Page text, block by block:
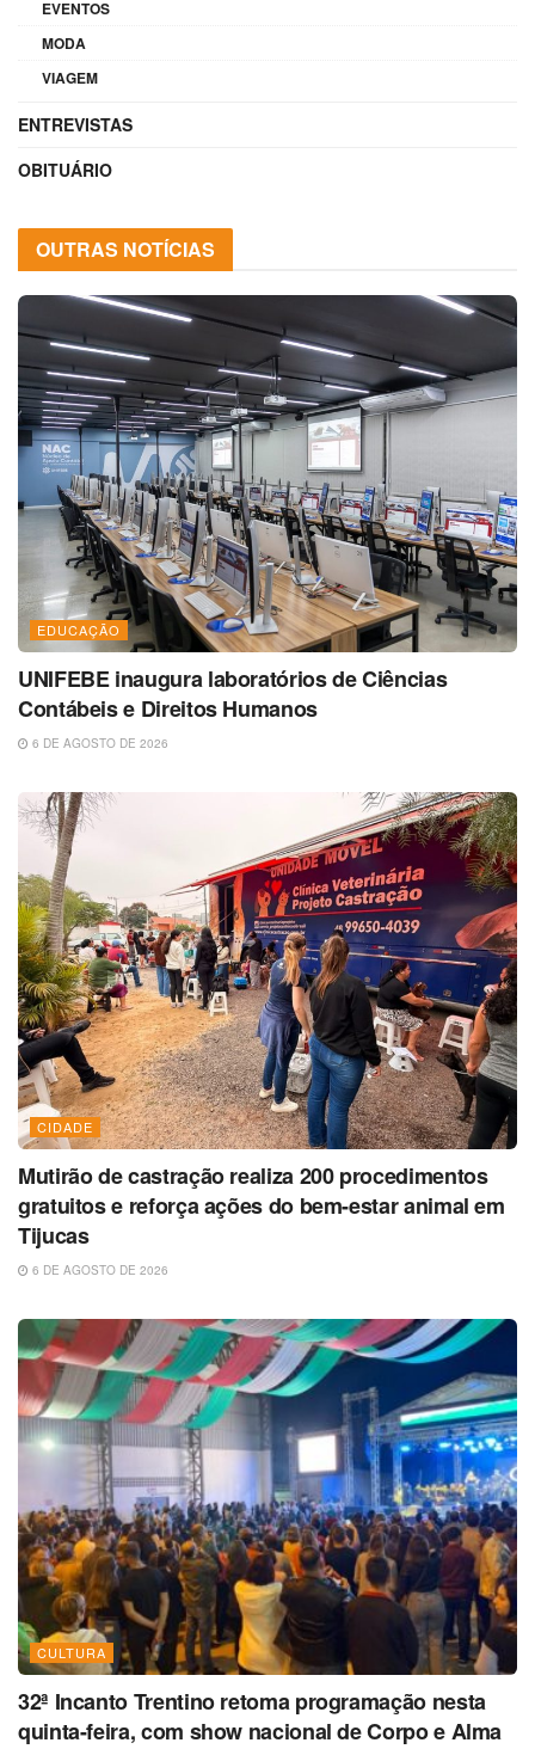
EVENTOS
MODA
VIAGEM
ENTREVISTAS
OBITUÁRIO
OUTRAS NOTÍCIAS
EDUCAÇÃO
UNIFEBE inaugura laboratórios de Ciências
Contábeis e Direitos Humanos
6 DE AGOSTO DE 2026
CIDADE
Mutirão de castração realiza 200 procedimentos
gratuitos e reforça ações do bem-estar animal em
Tijucas
6 DE AGOSTO DE 2026
CULTURA
32ª Incanto Trentino retoma programação nesta
quinta-feira, com show nacional de Corpo e Alma